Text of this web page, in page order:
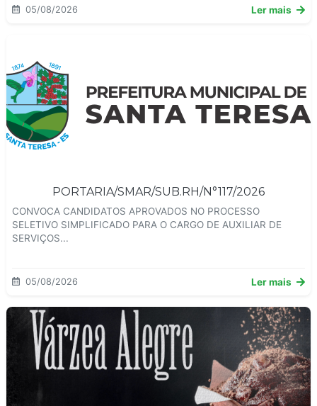
05/08/2026 Ler mais
PORTARIA/SMAR/SUB.RH/N°117/2026
CONVOCA CANDIDATOS APROVADOS NO PROCESSO
SELETIVO SIMPLIFICADO PARA O CARGO DE AUXILIAR DE
SERVIÇOS...
05/08/2026 Ler mais